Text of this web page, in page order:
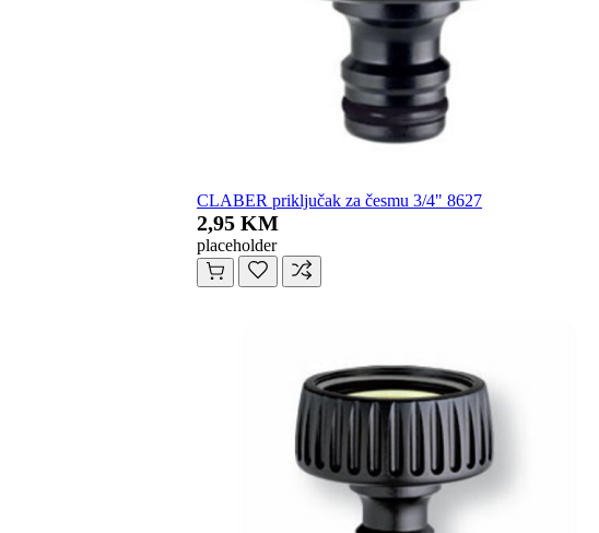
CLABER priključak za česmu 3/4" 8627
2,95 KM
placeholder